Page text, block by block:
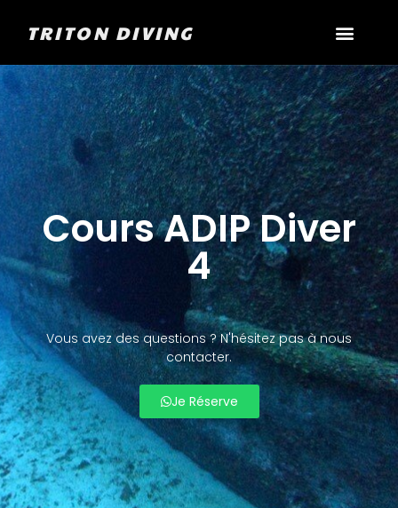
TRITON DIVING
Cours ADIP Diver
4
Vous avez des questions ? N'hésitez pas à nous
contacter.
Je Réserve